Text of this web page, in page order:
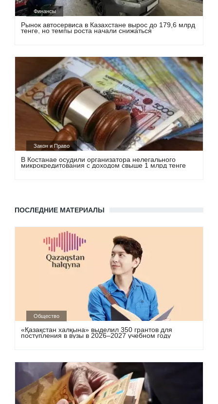
Финансы
Рынок автосервиса в Казахстане вырос до 179,6 млрд
тенге, но темпы роста начали снижаться
Закон и Право
В Костанае осудили организатора нелегального
микрокредитования с доходом свыше 1 млрд тенге
ПОСЛЕДНИЕ МАТЕРИАЛЫ
Общество
«Қазақстан халқына» выделил 350 грантов для
поступления в вузы в 2026–2027 учебном году